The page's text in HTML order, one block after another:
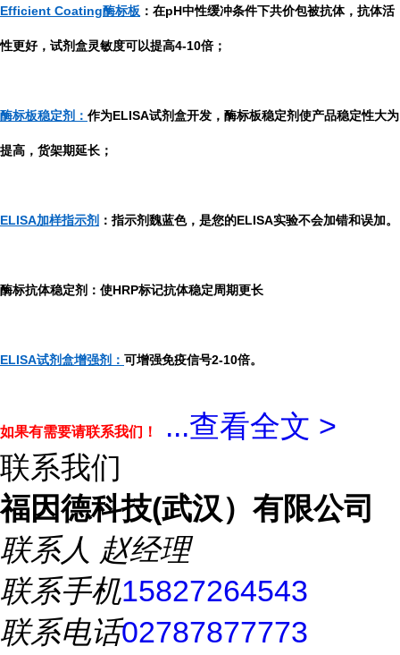
Efficient Coating酶标板 ：在pH中性缓冲条件下共价包被抗体，抗体活
性更好，试剂盒灵敏度可以提高4-10倍；
酶标板稳定剂： 作为ELISA试剂盒开发，酶标板稳定剂使产品稳定性大为
提高，货架期延长；
ELISA加样指示剂 ：指示剂魏蓝色，是您的ELISA实验不会加错和误加。
酶标抗体稳定剂：使HRP标记抗体稳定周期更长
ELISA试剂盒增强剂： 可增强免疫信号2-10倍。
如果有需要请联系我们！ ...查看全文 >
联系我们
福因德科技(武汉）有限公司
联系人 赵经理
联系手机15827264543
联系电话02787877773